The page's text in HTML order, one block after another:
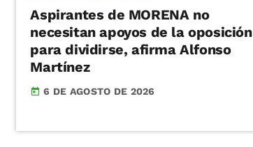
Aspirantes de MORENA no
necesitan apoyos de la oposición
para dividirse, afirma Alfonso
Martínez
today 6 DE AGOSTO DE 2026